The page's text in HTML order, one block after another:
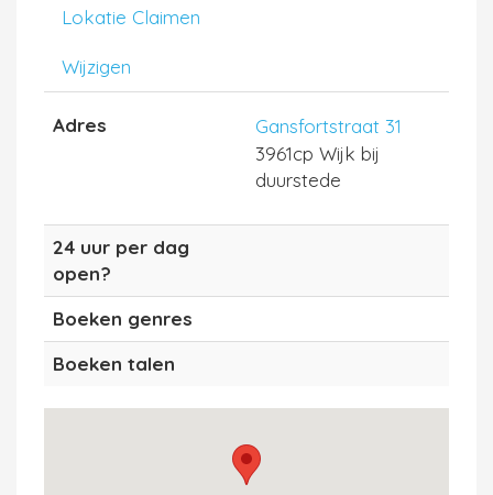
Lokatie Claimen
Wijzigen
Adres
Gansfortstraat 31
3961cp Wijk bij
duurstede
24 uur per dag
open?
Boeken genres
Boeken talen